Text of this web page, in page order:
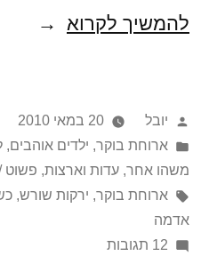
להמשיך לקרוא לאטקעס,
פורסם
על
ידי
יובל
20 במאי 2010
Posted
in
ארוחת בוקר, ילדים אוהבים,
משהו אחר, עדות וארצות, פשוט
תגיות:
ארוחת בוקר, ירקות שורש,
אדמה
12 תגובות
על